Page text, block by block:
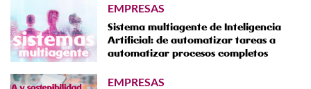
EMPRESAS
Sistema multiagente de Inteligencia
Artificial: de automatizar tareas a
automatizar procesos completos
EMPRESAS